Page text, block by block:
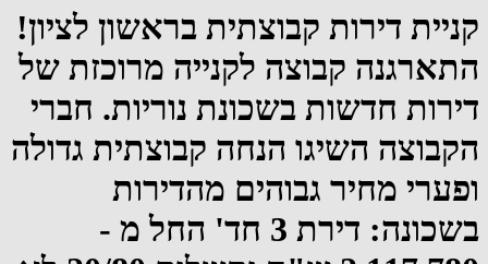
קניית דירות קבוצתית בראשון לציון!
התארגנה קבוצה לקנייה מרוכזת של
דירות חדשות בשכונת נוריות. חברי
הקבוצה השיגו הנחה קבוצתית גדולה
ופערי מחיר גבוהים מהדירות
בשכונה: דירת 3 חד' החל מ -